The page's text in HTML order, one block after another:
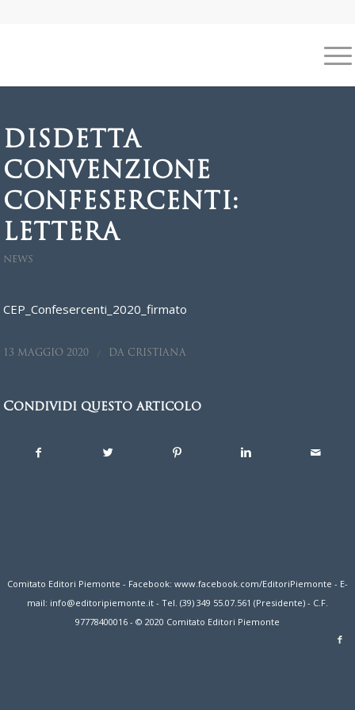
DISDETTA
CONVENZIONE
CONFESERCENTI:
LETTERA
NEWS
CEP_Confesercenti_2020_firmato
13 MAGGIO 2020 / DA CRISTIANA
Condividi questo articolo
Comitato Editori Piemonte - Facebook: www.facebook.com/EditoriPiemonte - E-
mail: info@editoripiemonte.it - Tel. (39) 349 55.07.561 (Presidente) - C.F.
97778400016 - © 2020 Comitato Editori Piemonte